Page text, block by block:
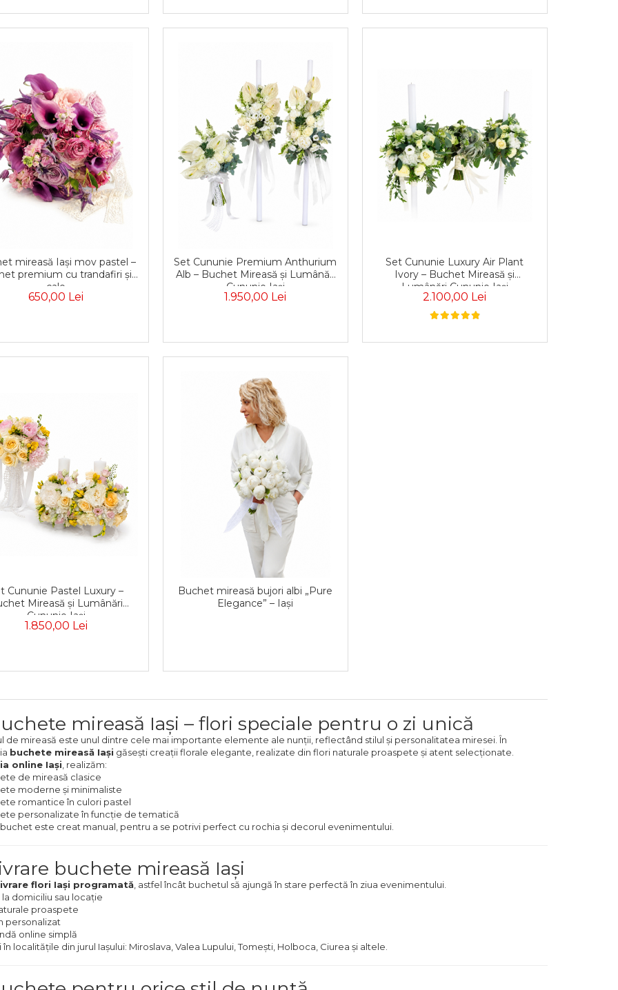
mireasă Iași mov pastel –
premium cu trandafiri și
cale
650,00 Lei
Set Cununie Premium Anthurium
Alb – Buchet Mireasă și Lumânări
Cununie Iași
1.950,00 Lei
Set Cununie Luxury Air Plant
Ivory – Buchet Mireasă și
Lumânări Cununie Iași
2.100,00 Lei
Cununie Pastel Luxury –
Mireasă și Lumânări
Cununie Iași
1.850,00 Lei
Buchet mireasă bujori albi „Pure
Elegance” – Iași
mireasă Iași – flori speciale pentru o zi unică
de mireasă este unul dintre cele mai importante elemente ale nunții, reflectând stilul și personalitatea miresei. În
buchete mireasă Iași găsești creații florale elegante, realizate din flori naturale proaspete și atent selecționate.
online Iași , realizăm:
de mireasă clasice
moderne și minimaliste
romantice în culori pastel
personalizate în funcție de tematică
este creat manual, pentru a se potrivi perfect cu rochia și decorul evenimentului.
buchete mireasă Iași
flori Iași programată, astfel încât buchetul să ajungă în stare perfectă în ziua evenimentului.
domiciliu sau locație
proaspete
personalizat
online simplă
în localitățile din jurul Iașului: Miroslava, Valea Lupului, Tomești, Holboca, Ciurea și altele.